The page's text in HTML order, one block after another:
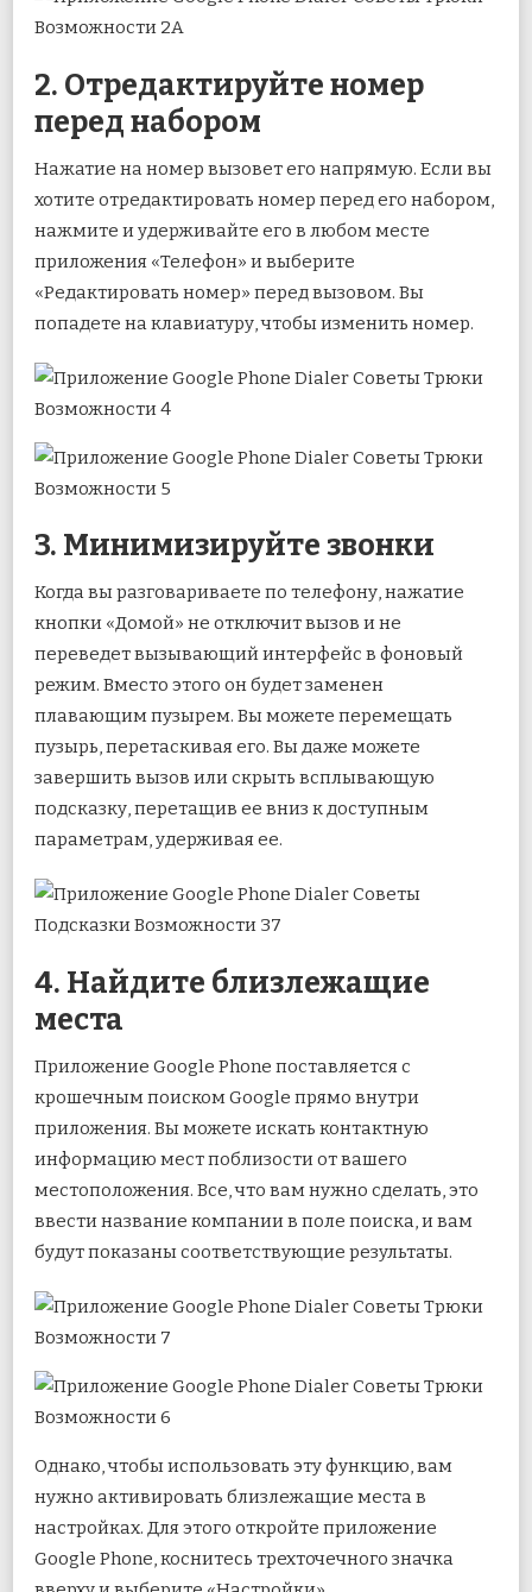
2. Отредактируйте номер
перед набором
Нажатие на номер вызовет его напрямую. Если вы
хотите отредактировать номер перед его набором,
нажмите и удерживайте его в любом месте
приложения «Телефон» и выберите
«Редактировать номер» перед вызовом. Вы
попадете на клавиатуру, чтобы изменить номер.
3. Минимизируйте звонки
Когда вы разговариваете по телефону, нажатие
кнопки «Домой» не отключит вызов и не
переведет вызывающий интерфейс в фоновый
режим. Вместо этого он будет заменен
плавающим пузырем. Вы можете перемещать
пузырь, перетаскивая его. Вы даже можете
завершить вызов или скрыть всплывающую
подсказку, перетащив ее вниз к доступным
параметрам, удерживая ее.
4. Найдите близлежащие
места
Приложение Google Phone поставляется с
крошечным поиском Google прямо внутри
приложения. Вы можете искать контактную
информацию мест поблизости от вашего
местоположения. Все, что вам нужно сделать, это
ввести название компании в поле поиска, и вам
будут показаны соответствующие результаты.
Однако, чтобы использовать эту функцию, вам
нужно активировать близлежащие места в
настройках. Для этого откройте приложение
Google Phone, коснитесь трехточечного значка